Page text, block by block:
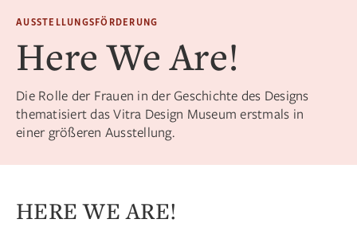
AUSSTELLUNGSFÖRDERUNG
Here We Are!
Die Rolle der Frauen in der Geschichte des Designs
thematisiert das Vitra Design Museum erstmals in
einer größeren Ausstellung.
HERE WE ARE!